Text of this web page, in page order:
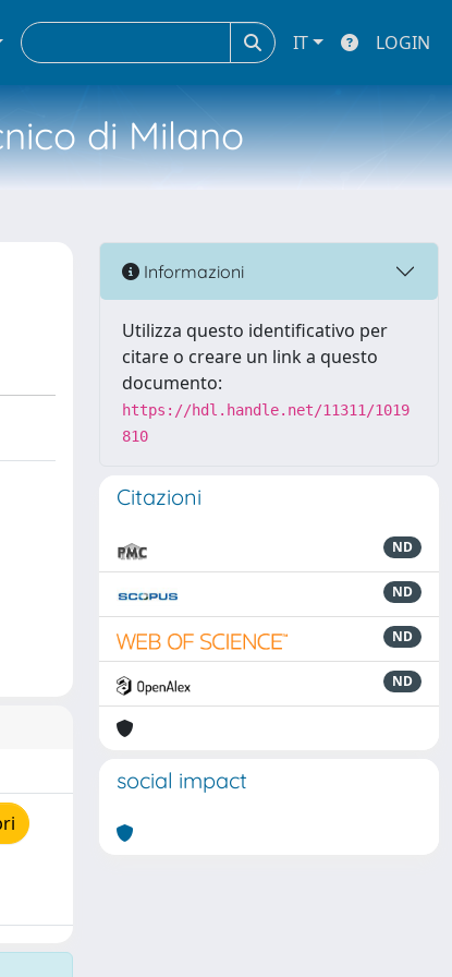
IT LOGIN
di Milano
Informazioni
Utilizza questo identificativo per
citare o creare un link a questo
documento:
https://hdl.handle.net/11311/1019
810
Citazioni
ND
ND
ND
ND
social impact